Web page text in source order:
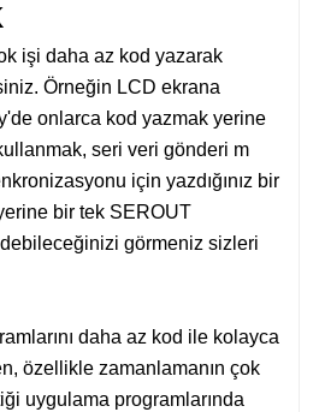
işi daha az kod yazarak
Örneğin LCD ekrana
onlarca kod yazmak yerine
seri veri gönderi m
için yazdığınız bir
bir tek SEROUT
görmeniz sizleri
daha az kod ile kolayca
özellikle zamanlamanın çok
uygulama programlarında